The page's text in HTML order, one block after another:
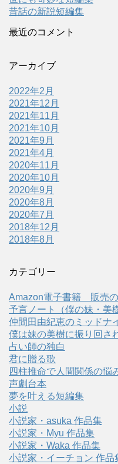
昔話の新説短編集
最近のコメント
アーカイブ
2022年2月
2021年12月
2021年11月
2021年10月
2021年9月
2021年4月
2020年11月
2020年10月
2020年9月
2020年8月
2020年7月
2018年12月
2018年8月
カテゴリー
Amazon電子書籍 販売
予言ノート（僕の妹・美
仲間田由紀恵のミッドナ
僕は妹の美樹に振り回さ
占い師の独白
君に贈る歌
四柱推命で人間関係の悩
声劇台本
夢を叶える短編集
小説
小説家・asuka 作品集
小説家・Myu 作品集
小説家・Waka 作品集
小説家・イーチョン 作品